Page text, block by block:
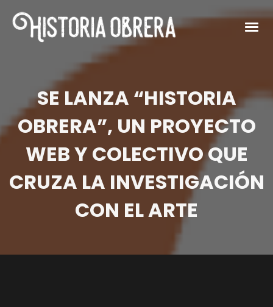
SE LANZA “HISTORIA
OBRERA”, UN PROYECTO
WEB Y COLECTIVO QUE
CRUZA LA INVESTIGACIÓN
CON EL ARTE